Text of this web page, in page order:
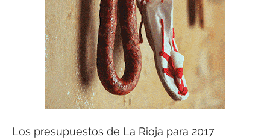
Los presupuestos de La Rioja para 2017